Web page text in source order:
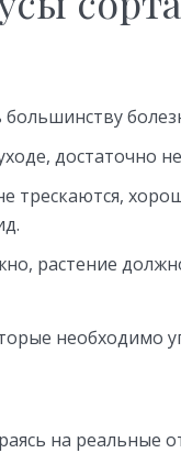
достаточно
трескаются,
растение
необходимо
на реальные